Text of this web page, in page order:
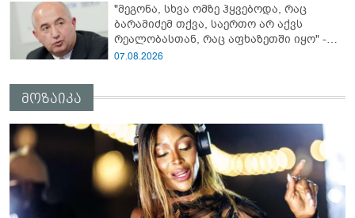
კონტროლს ოკუპირებულ რეგიონებში"
"მეგონა, სხვა ომზე ჰყვებოდა, რაც
ბარამიძემ თქვა, საერთო არ აქვს
რეალობასთან, რაც აფხაზეთში იყო" -
პაატა ზაქარეიშვილის შეფასება
07.08.2026
მოზაიკა